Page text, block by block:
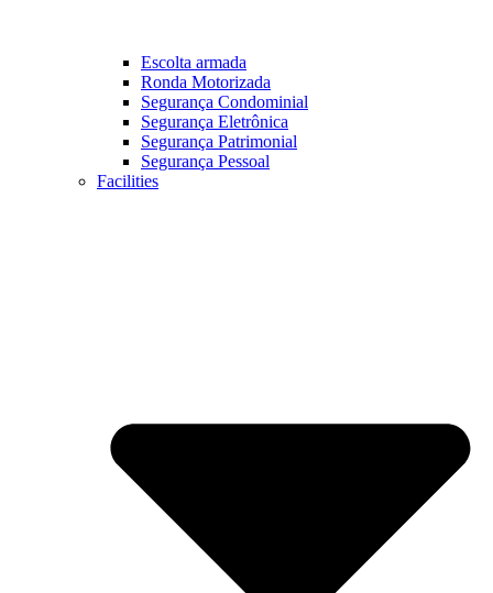
Escolta armada
Ronda Motorizada
Segurança Condominial
Segurança Eletrônica
Segurança Patrimonial
Segurança Pessoal
Facilities